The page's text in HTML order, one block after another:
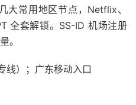
大常用地区节点，Netflix、
全套解锁。SS-ID 机场注册
。
线）；广东移动入口